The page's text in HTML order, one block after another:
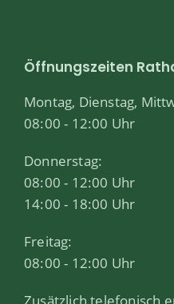
Öffnungszeiten
Montag, Dienstag,
08:00 - 12:00 Uhr
Donnerstag:
08:00 - 12:00 Uhr
14:00 - 18:00 Uhr
Freitag:
08:00 - 12:00 Uhr